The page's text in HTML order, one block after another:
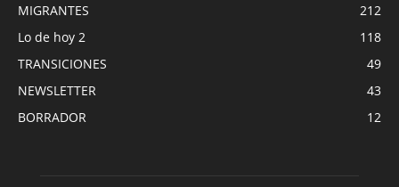
MIGRANTES
212
Lo de hoy 2
118
TRANSICIONES
49
NEWSLETTER
43
BORRADOR
12